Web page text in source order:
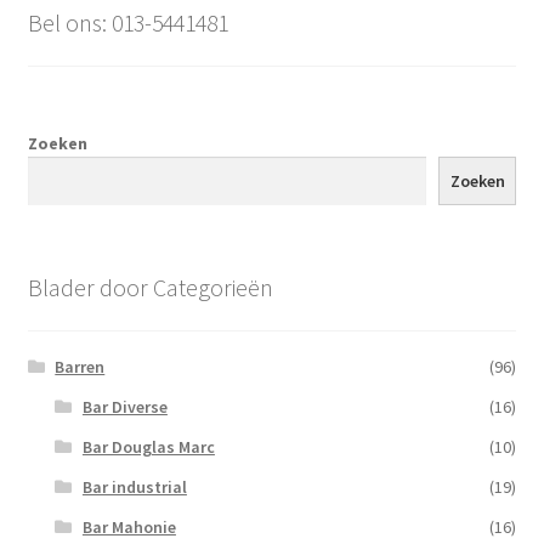
Bel ons: 013-5441481
Zoeken
Zoeken
Blader door Categorieën
Barren
(96)
Bar Diverse
(16)
Bar Douglas Marc
(10)
Bar industrial
(19)
Bar Mahonie
(16)